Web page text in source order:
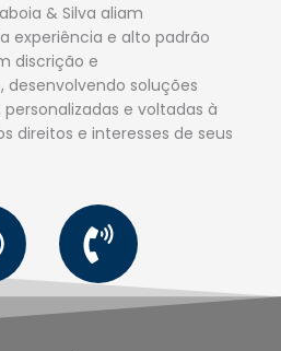
& Silva aliam
experiência e alto padrão
discrição e
soluções
e voltadas à
direitos e interesses de seus
P
h
o